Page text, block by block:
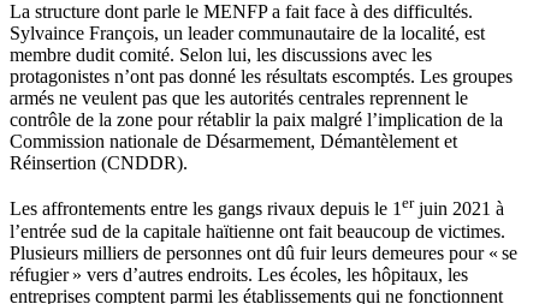
La structure dont parle le MENFP a fait face à des difficultés.
Sylvaince François, un leader communautaire de la localité, est
membre dudit comité. Selon lui, les discussions avec les
protagonistes n’ont pas donné les résultats escomptés. Les groupes
armés ne veulent pas que les autorités centrales reprennent le
contrôle de la zone pour rétablir la paix malgré l’implication de la
Commission nationale de Désarmement, Démantèlement et
Réinsertion (CNDDR).
Les affrontements entre les gangs rivaux depuis le 1erjuin 2021 à
l’entrée sud de la capitale haïtienne ont fait beaucoup de victimes.
Plusieurs milliers de personnes ont dû fuir leurs demeures pour « se
réfugier » vers d’autres endroits. Les écoles, les hôpitaux, les
entreprises comptent parmi les établissements qui ne fonctionnent